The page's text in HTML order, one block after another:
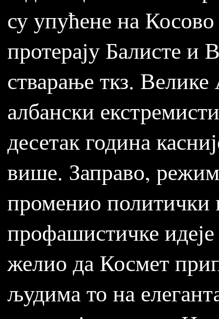
су упућене на
протерају Балисте и
стварање ткз.
албански
десетак година
више. Заправо,
променио политички
профашистичке
желио да Космет
људима то на